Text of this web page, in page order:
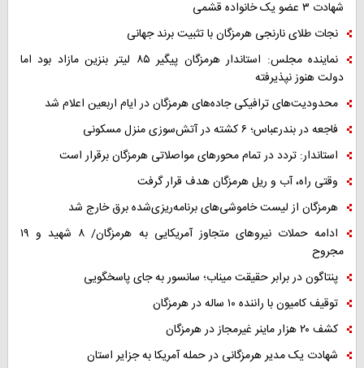
شهادت ۳ عضو یک خانواده قشمی
نجات طلای نارنجی هرمزگان با تثبیت برند جهانی
نماینده مجلس: استاندار هرمزگان پیگیر ۸۵ لیتر بنزین مازاد بود اما
دولت هنوز نپذیرفته
محدودیت‌های ترافیکی جاده‌های هرمزگان در ایام اربعین اعلام شد
فاجعه در بندرعباس؛ ۶ کشته در آتش‌سوزی منزل مسکونی
استاندار: تردد در تمام محورهای مواصلاتی هرمزگان برقرار است
وقتی راه، آب و ریل هرمزگان هدف قرار گرفت
هرمزگان از لیست خاموشی‌های برنامه‌ریزی‌شده برق خارج شد
ادامه حملات نیروهای متجاوز آمریکایی به هرمزگان/ ۸ شهید و ۱۹
مجروح
پنتاگون در برابر حقیقت میناب؛ سانسور به جای پاسخگویی
توقیف کامیون با راننده ۱۰ ساله در هرمزگان
کشف ۲۰ هزار ماینر غیرمجاز در هرمزگان
شهادت یک مدیر هرمزگانی در حمله آمریکا به جزایر استان